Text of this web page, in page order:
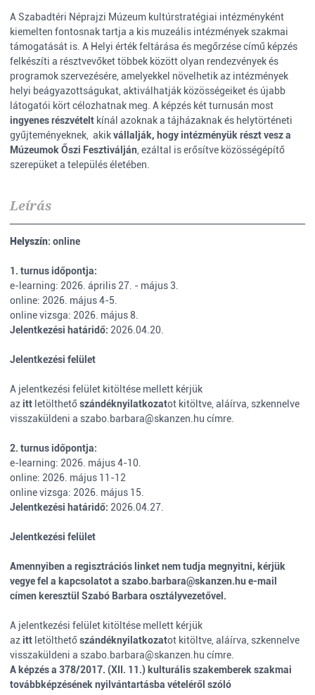
A Szabadtéri Néprajzi Múzeum kultúrstratégiai intézményként
kiemelten fontosnak tartja a kis muzeális intézmények szakmai
támogatását is. A Helyi érték feltárása és megőrzése című képzés
felkészíti a résztvevőket többek között olyan rendezvények és
programok szervezésére, amelyekkel növelhetik az intézmények
helyi beágyazottságukat, aktiválhatják közösségeiket és újabb
látogatói kört célozhatnak meg. A képzés két turnusán most
ingyenes részvételt kínál azoknak a tájházaknak és helytörténeti
gyűjteményeknek, akikvállalják, hogy intézményük részt vesz a
Múzeumok Őszi Fesztiválján , ezáltal is erősítve közösségépítő
szerepüket a település életében.
Leírás
Helyszín: online
1. turnus időpontja:
e-learning: 2026. április 27. - május 3.
online: 2026. május 4-5.
online vizsga: 2026. május 8.
Jelentkezési határidő: 2026.04.20.
Jelentkezési felület
A jelentkezési felület kitöltése mellett kérjük
az itt letölthetőszándéknyilatkozatot kitöltve, aláírva, szkennelve
visszaküldeni a szabo.barbara@skanzen.hu címre.
2. turnus időpontja:
e-learning: 2026. május 4-10.
online: 2026. május 11-12
online vizsga: 2026. május 15.
Jelentkezési határidő: 2026.04.27.
Jelentkezési felület
Amennyiben a regisztrációs linket nem tudja megnyitni, kérjük
vegye fel a kapcsolatot a szabo.barbara@skanzen.hu e-mail
címen keresztül Szabó Barbara osztályvezetővel.
A jelentkezési felület kitöltése mellett kérjük
az itt letölthetőszándéknyilatkozatot kitöltve, aláírva, szkennelve
visszaküldeni a szabo.barbara@skanzen.hu címre.
A képzés a 378/2017. (XII. 11.) kulturális szakemberek szakmai
továbbképzésének nyilvántartásba vételéről szóló